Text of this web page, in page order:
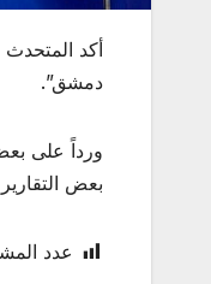
أكد المتحدث
دمشق”.
ورداً على
بعض
عدد